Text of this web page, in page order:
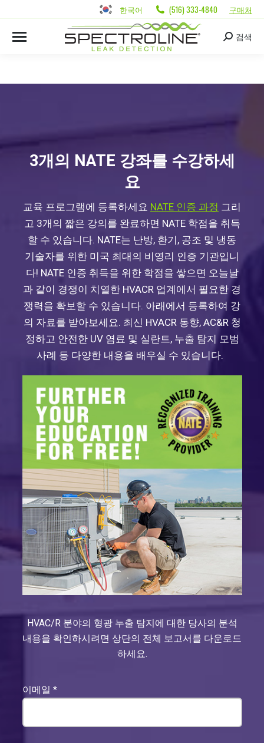
한국어 (516) 333-4840 구매처
검색
3개의 NATE 강좌를 수강하세
요
교육 프로그램에 등록하세요 NATE 인증 과정 그리
고 3개의 짧은 강의를 완료하면 NATE 학점을 취득
할 수 있습니다. NATE는 난방, 환기, 공조 및 냉동
기술자를 위한 미국 최대의 비영리 인증 기관입니
다! NATE 인증 취득을 위한 학점을 쌓으면 오늘날
과 같이 경쟁이 치열한 HVACR 업계에서 필요한 경
쟁력을 확보할 수 있습니다. 아래에서 등록하여 강
의 자료를 받아보세요. 최신 HVACR 동향, AC&R 청
정하고 안전한 UV 염료 및 실란트, 누출 탐지 모범
사례 등 다양한 내용을 배우실 수 있습니다.
HVAC/R 분야의 형광 누출 탐지에 대한 당사의 분석
내용을 확인하시려면 상단의 전체 보고서를 다운로드
하세요.
이메일 *